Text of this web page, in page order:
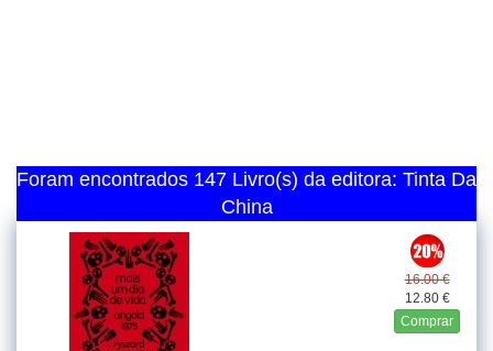
Foram encontrados 147 Livro(s) da editora: Tinta Da
China
16.00 €
12.80 €
Comprar